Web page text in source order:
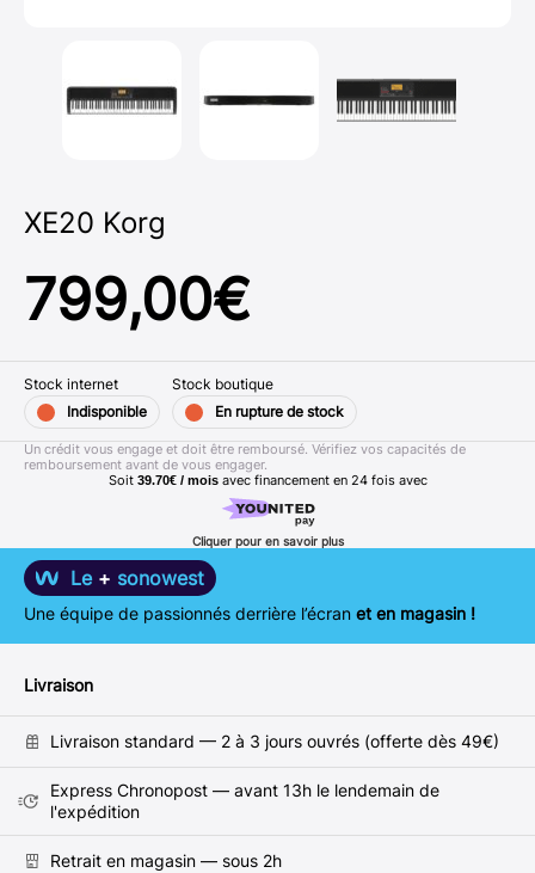
XE20 Korg
799,00€
Soit 39.70€ / mois avec financement en 24 fois avec
Cliquer pour en savoir plus
Un crédit vous engage et doit être remboursé. Vérifiez vos capacités de
remboursement avant de vous engager.
Stock internet
Indisponible
Stock boutique
En rupture de stock
Le + sonowest
Une équipe de passionnés derrière l’écran et en magasin !
Livraison
Livraison standard — 2 à 3 jours ouvrés (offerte dès 49€)
Express Chronopost — avant 13h le lendemain de
l'expédition
Retrait en magasin — sous 2h